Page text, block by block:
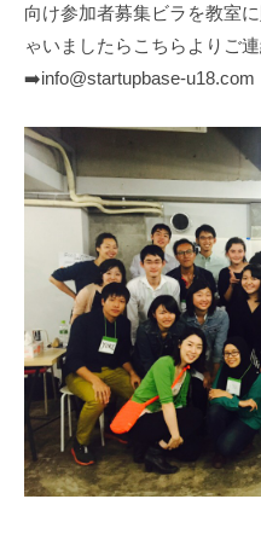
向け参加者募集ビラを教室
ゃいましたらこちらよりご
➡️info@startupbase-u18.com